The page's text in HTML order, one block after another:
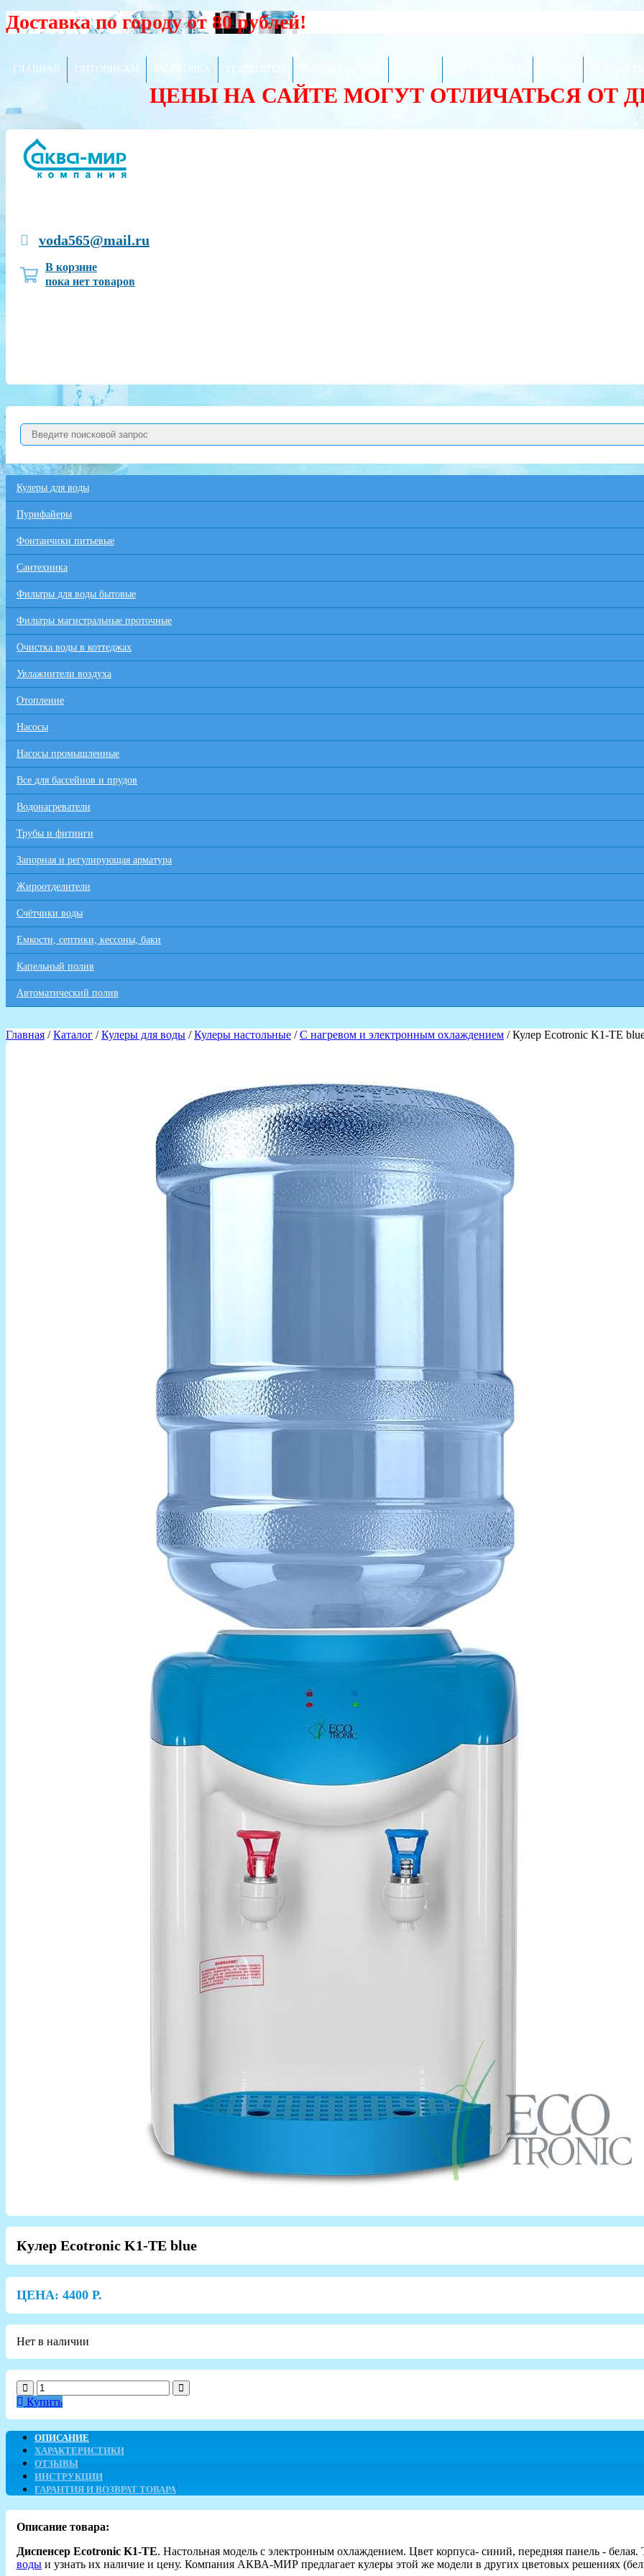
Доставка по городу от 80 рублей!
ГЛАВНАЯ ОПТОВИКАМ РАССРОЧКА РЕКВИЗИТЫ
ЦЕНЫ НА САЙТЕ МОГУТ ОТЛИЧАТЬСЯ ОТ
voda565@mail.ru
В корзине
пока нет товаров
Кулеры для воды
Пурифайеры
Фонтанчики питьевые
Сантехника
Фильтры для воды бытовые
Фильтры магистральные проточные
Очистка воды в коттеджах
Увлажнители воздуха
Отопление
Насосы
Насосы промышленные
Все для бaссейнов и прудов
Водонагреватели
Трубы и фитинги
Запорная и регулирующая арматура
Жироотделители
Счётчики воды
Емкости, септики, кессоны, баки
Капельный полив
Автоматический полив
Главная /Каталог /Кулеры для воды /Кулеры настольные /С нагревом и электронным охлаждением / Кулер Ecotronic K1-TE
Кулер Ecotronic K1-TE blue
ЦЕНА: 4400 Р.
Нет в наличии
Купить
ОПИСАНИЕ
ХАРАКТЕРИСТИКИ
ОТЗЫВЫ
ИНСТРУКЦИИ
ГАРАНТИЯ И ВОЗВРАТ ТОВАРА
Описание товара:
Диспенсер Ecotronic K1-TE. Настольная модель c электронным охлаждением. Цвет корпуса- синий, передняя панель -
воды и узнать их наличие и цену. Компания АКВА-МИР предлагает кулеры этой же модели в других цветовых решениях